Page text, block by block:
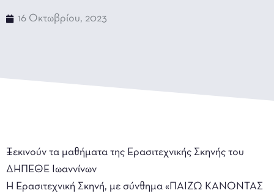
16 Οκτωβρίου, 2023
Ξεκινούν τα μαθήματα της Ερασιτεχνικής Σκηνής του
ΔΗΠΕΘΕ Ιωαννίνων
Η Ερασιτεχνική Σκηνή, με σύνθημα «ΠΑΙΖΩ ΚΑΝΟΝΤΑΣ